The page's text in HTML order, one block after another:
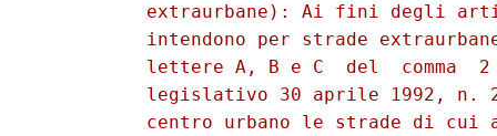
extraurbane): Ai fini degli
intendono per strade
lettere A, B e C  del  comma
legislativo 30 aprile 1992, n.
centro urbano le strade di cui